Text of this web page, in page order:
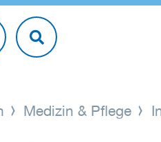
Medizin & Pflege